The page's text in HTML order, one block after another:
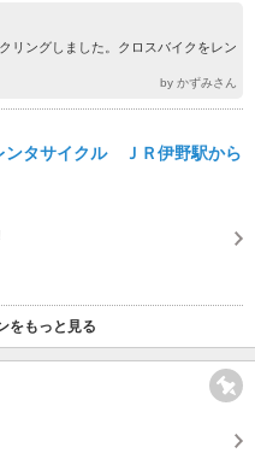
リングしました。クロスバイクをレン
by かずみさん
ンタサイクル ＪＲ伊野駅から
をもっと見る